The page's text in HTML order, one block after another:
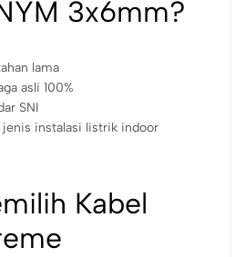
3x6mm?
lama
asli 100%
SNI
instalasi listrik indoor
Kabel